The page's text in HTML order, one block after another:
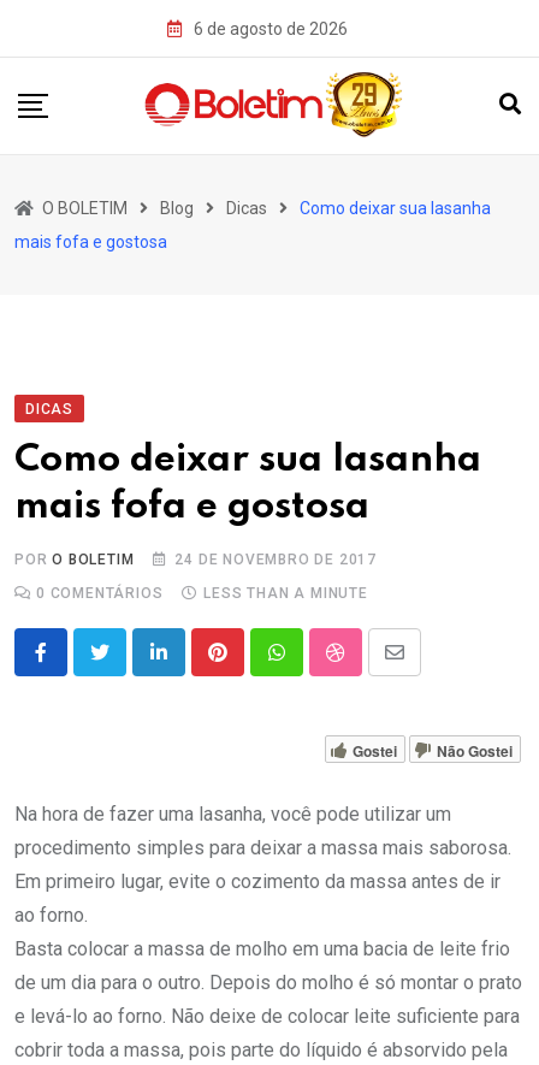
6 de agosto de 2026
O BOLETIM Blog Dicas
Como deixar sua lasanha
mais fofa e gostosa
DICAS
Como deixar sua lasanha
mais fofa e gostosa
PORO BOLETIM
24 DE NOVEMBRO DE 2017
0 COMENTÁRIOS LESS THAN A MINUTE
LinkedInPinterestWhatsappStumbleUpon
Share
Email
Gostei Não Gostei
Na hora de fazer uma lasanha, você pode utilizar um
procedimento simples para deixar a massa mais saborosa.
Em primeiro lugar, evite o cozimento da massa antes de ir
ao forno.
Basta colocar a massa de molho em uma bacia de leite frio
de um dia para o outro. Depois do molho é só montar o prato
e levá-lo ao forno. Não deixe de colocar leite suficiente para
cobrir toda a massa, pois parte do líquido é absorvido pela